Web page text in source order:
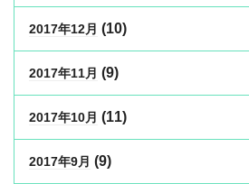
2017年12月 (10)
2017年11月 (9)
2017年10月 (11)
2017年9月 (9)